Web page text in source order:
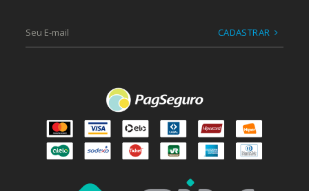
CADASTRAR